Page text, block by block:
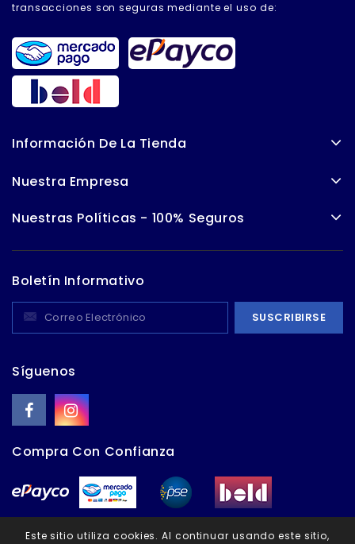
transacciones son seguras mediante el uso de:
Información De La Tienda
Nuestra Empresa
Nuestras Políticas - 100% Seguros
Este sitio utiliza cookies. Al continuar usando este sitio,
Boletín Informativo
Síguenos
Compra Con Confianza